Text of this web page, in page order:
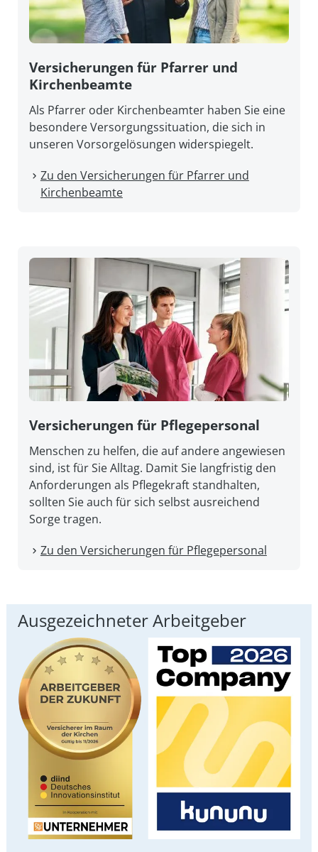
Versicherungen für Pfarrer und
Kirchenbeamte
Als Pfarrer oder Kirchenbeamter haben Sie eine
besondere Versorgungssituation, die sich in
unseren Vorsorgelösungen widerspiegelt.
Zu den Versicherungen für Pfarrer und
Kirchenbeamte
Versicherungen für Pflegepersonal
Menschen zu helfen, die auf andere angewiesen
sind, ist für Sie Alltag. Damit Sie lang­fristig den
An­forderungen als Pflege­kraft stand­halten,
sollten Sie auch für sich selbst aus­reichend
Sorge tragen.
Zu den Versicherungen für Pflegepersonal
Ausgezeichneter Arbeitgeber